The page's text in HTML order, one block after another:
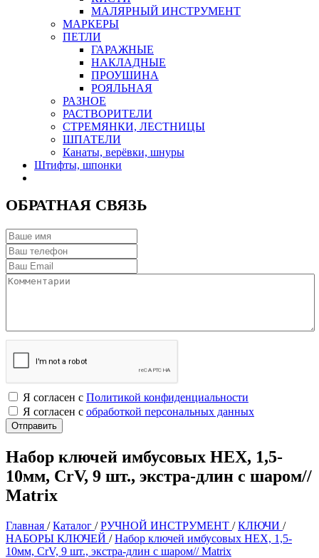
МАЛЯРНЫЙ ИНСТРУМЕНТ
МАРКЕРЫ
ПЕТЛИ
ГАРАЖНЫЕ
НАКЛАДНЫЕ
ПРОУШИНА
РОЯЛЬНАЯ
РАЗНОЕ
РАСТВОРИТЕЛИ
СТРЕМЯНКИ, ЛЕСТНИЦЫ
ШПАТЕЛИ
Канаты, верёвки, шнуры
Штифты, шпонки
ОБРАТНАЯ СВЯЗЬ
Я согласен с Политикой конфиденциальности
Я согласен с обработкой персональных данных
Набор ключей имбусовых HEX, 1,5-
10мм, СrV, 9 шт., экстра-длин с шаром//
Matrix
Главная /Каталог /РУЧНОЙ ИНСТРУМЕНТ /КЛЮЧИ /
НАБОРЫ КЛЮЧЕЙ /Набор ключей имбусовых HEX, 1,5-
10мм, СrV, 9 шт., экстра-длин с шаром// Matrix